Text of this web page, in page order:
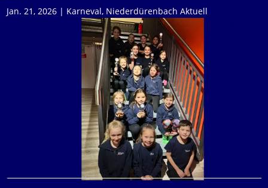
Jan. 21, 2026 | Karneval, Niederdürenbach Aktuell